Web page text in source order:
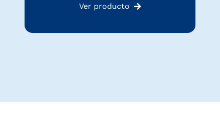
Ver producto